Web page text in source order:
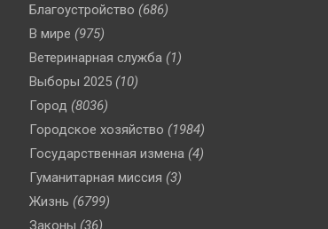
Благоустройство (686)
В мире (975)
Ветеринарная служба (1)
Выборы 2025 (10)
Город (8036)
Городское хозяйство (1984)
Государственная измена (4)
Гуманитарная миссия (3)
Жизнь (6799)
Законы (36)